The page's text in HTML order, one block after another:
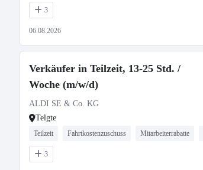
3
06.08.2026
Verkäufer in Teilzeit, 13-25 Std. /
Woche (m/w/d)
ALDI SE & Co. KG
Telgte
Teilzeit Fahrtkostenzuschuss Mitarbeiterrabatte
3